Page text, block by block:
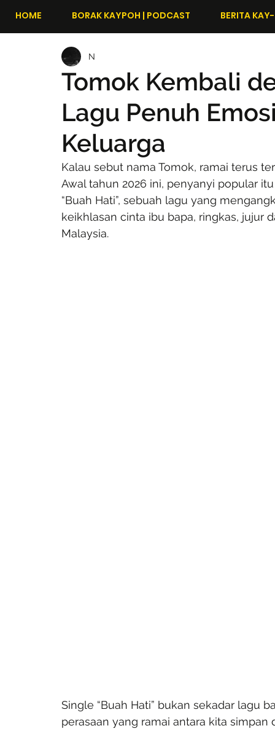
HOME BORAK KAYPOH | PODCAST BERITA
Tomok Kembali
Lagu Penuh
Keluarga
N
Kalau sebut nama Tomok, ramai terus
Awal tahun 2026 ini, penyanyi popular
“Buah Hati”, sebuah lagu yang
keikhlasan cinta ibu bapa, ringkas,
Malaysia.
Single “Buah Hati” bukan sekadar lagu
perasaan yang ramai antara kita